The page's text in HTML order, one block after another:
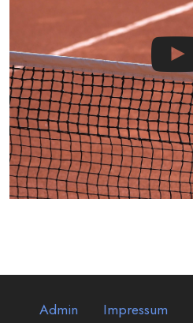
Admin Impressum